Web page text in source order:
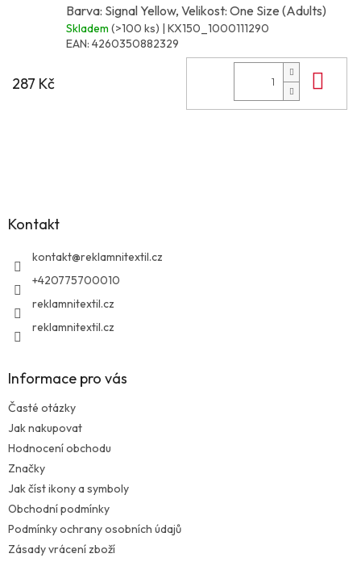
Barva: Signal Yellow, Velikost: One Size (Adults)
Skladem (>100 ks) | KX150_1000111290
EAN: 4260350882329
287 Kč
Kontakt
kontakt@reklamnitextil.cz
+420775700010
reklamnitextil.cz
reklamnitextil.cz
Informace pro vás
Časté otázky
Jak nakupovat
Hodnocení obchodu
Značky
Jak číst ikony a symboly
Obchodní podmínky
Podmínky ochrany osobních údajů
Zásady vrácení zboží